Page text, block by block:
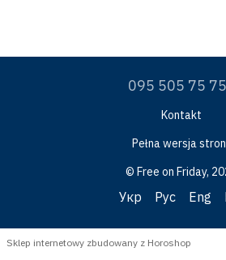
095 505 75 75
Kontakt
Pełna wersja
© Free on Friday,
Укр Рус Eng
Sklep internetowy zbudowany z Horoshop